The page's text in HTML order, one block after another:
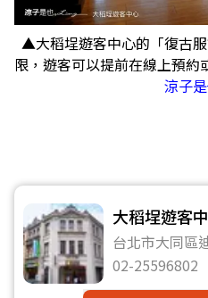
▲大稻埕遊客中心的「復古
限，遊客可以提前在線上預約
涼子
大稻埕遊客
台北市大同區
02-25596802